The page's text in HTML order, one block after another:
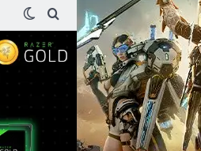
Switch skin
ค้นหา